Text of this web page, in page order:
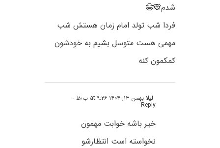
شدم🙈😂
فردا شب تولد امام زمان هستش شب
مهمی هست متوسل بشیم به خودشون
کمکمون کنه
لیلابهمن ۱۳, ۱۴۰۴ at ۹:۲۶ ب٫ظ -
Reply
خیر باشه خوابت مهمون
نخواسته است انتظارشو